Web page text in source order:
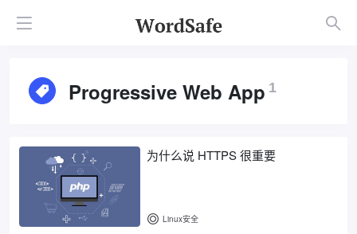
Progressive Web App 1
为什么说 HTTPS 很重要
Linux安全